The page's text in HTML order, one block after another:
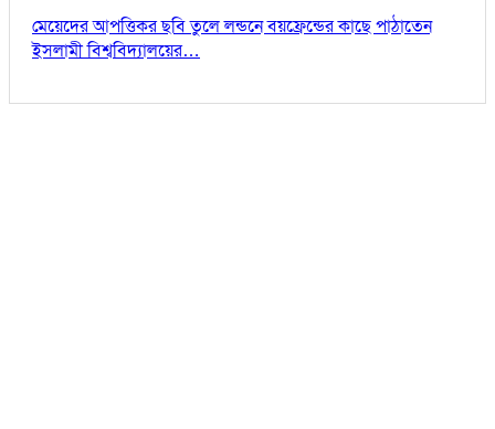
মেয়েদের আপত্তিকর ছবি তুলে লন্ডনে বয়ফ্রেন্ডের কাছে পাঠাতেন
ইসলামী বিশ্ববিদ্যালয়ের…